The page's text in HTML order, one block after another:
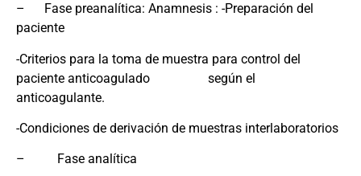
– Fase preanalítica: Anamnesis : -Preparación del
paciente
-Criterios para la toma de muestra para control del
paciente anticoagulado según el
anticoagulante.
-Condiciones de derivación de muestras interlaboratorios
– Fase analítica